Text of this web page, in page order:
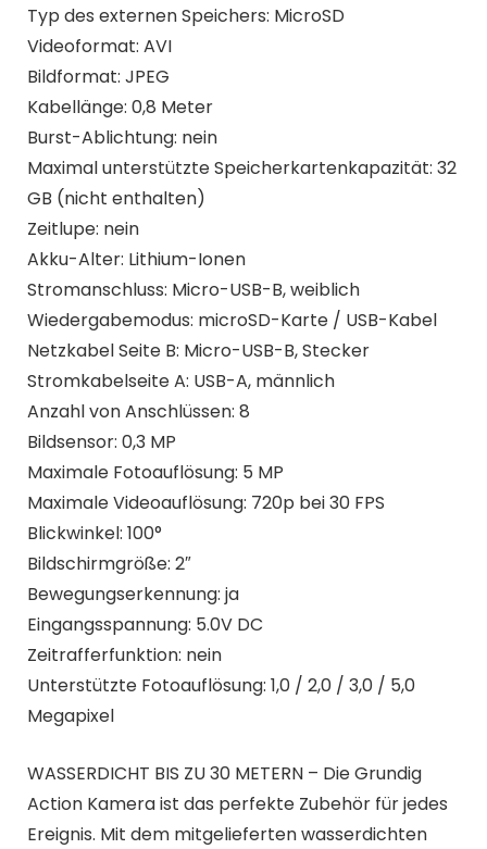
Typ des externen Speichers: MicroSD
Videoformat: AVI
Bildformat: JPEG
Kabellänge: 0,8 Meter
Burst-Ablichtung: nein
Maximal unterstützte Speicherkartenkapazität: 32
GB (nicht enthalten)
Zeitlupe: nein
Akku-Alter: Lithium-Ionen
Stromanschluss: Micro-USB-B, weiblich
Wiedergabemodus: microSD-Karte / USB-Kabel
Netzkabel Seite B: Micro-USB-B, Stecker
Stromkabelseite A: USB-A, männlich
Anzahl von Anschlüssen: 8
Bildsensor: 0,3 MP
Maximale Fotoauflösung: 5 MP
Maximale Videoauflösung: 720p bei 30 FPS
Blickwinkel: 100°
Bildschirmgröße: 2″
Bewegungserkennung: ja
Eingangsspannung: 5.0V DC
Zeitrafferfunktion: nein
Unterstützte Fotoauflösung: 1,0 / 2,0 / 3,0 / 5,0
Megapixel
WASSERDICHT BIS ZU 30 METERN – Die Grundig
Action Kamera ist das perfekte Zubehör für jedes
Ereignis. Mit dem mitgelieferten wasserdichten